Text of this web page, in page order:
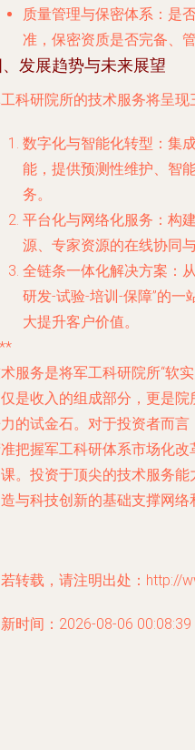
质量管理与保密体系 ：是
准，保密资质是否完备、
发展趋势与未来展望
科研院所的技术服务将呈现
数字化与智能化转型 ：集
能，提供预测性维护、智
务。
平台化与网络化服务 ：构
源、专家资源的在线协同
全链条一体化解决方案 ：
研发-试验-培训-保障”的
大提升客户价值。
服务是将军工科研院所“软
是收入的组成部分，更是
的试金石。对于投资者而
把握军工科研体系市场化
。投资于顶尖的技术服务
与科技创新的基础支撑网络
转载，请注明出处：http://
时间：2026-08-06 00:08:39